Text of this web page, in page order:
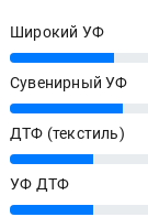
Широкий УФ
25%
Сувенирный УФ
27%
ДТФ (текстиль)
20%
УФ ДТФ
20%